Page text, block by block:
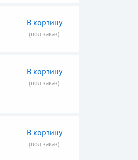
В корзину
(под заказ)
В корзину
(под заказ)
В корзину
(под заказ)